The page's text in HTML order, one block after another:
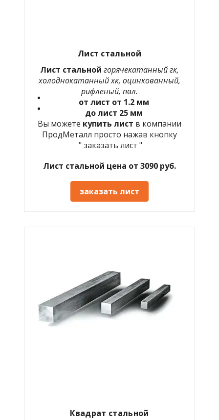
Лист стальной
Лист стальной горячекатанный гк,
холоднокатанный хк, оцинкованный,
рифленый, пвл.
от лист от 1.2 мм
до лист 25 мм
Вы можете купить лист в компании
ПродМеталл просто нажав кнопку
" заказать лист "
Лист стальной цена от 3090 руб.
заказать лист
Квадрат стальной